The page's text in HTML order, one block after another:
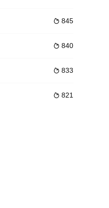
」，採
一個人的專注力、判斷力等，能否
 845
 840
 833
 821